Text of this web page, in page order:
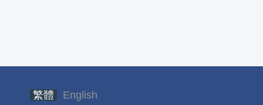
繁體 English